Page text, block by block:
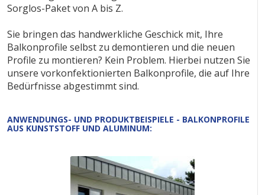
Sorglos-Paket von A bis Z.
Sie bringen das handwerkliche Geschick mit, Ihre
Balkonprofile selbst zu demontieren und die neuen
Profile zu montieren? Kein Problem. Hierbei nutzen Sie
unsere vorkonfektionierten Balkonprofile, die auf Ihre
Bedürfnisse abgestimmt sind.
ANWENDUNGS- UND PRODUKTBEISPIELE - BALKONPROFILE
AUS KUNSTSTOFF UND ALUMINUM: